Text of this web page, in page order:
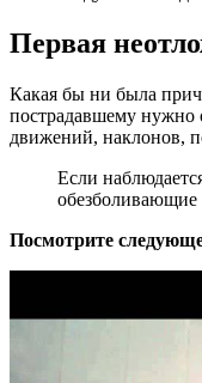
Первая
Какая бы ни была
пострадавшему нужно
движений, наклонов,
Если
обезболивающие
Посмотрите